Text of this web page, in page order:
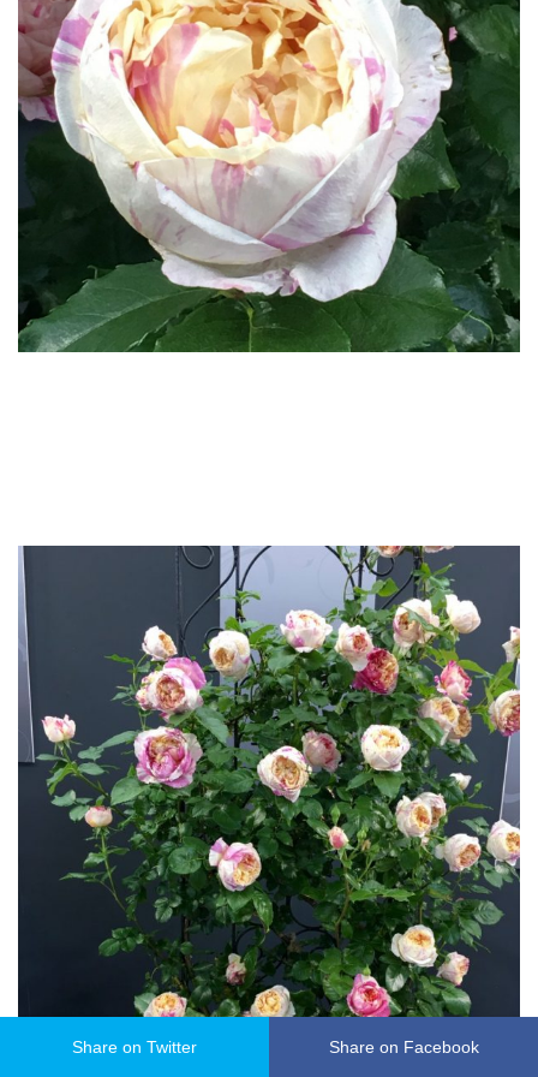
Share on Twitter Share on Facebook